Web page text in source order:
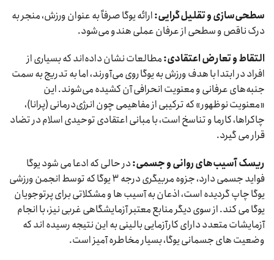
سطحی‌سازی و تقلیل‌گرایی:ارائه یوگا صرفاً به عنوان ورزش، منجر به
درک ناقص و سطحی از عرفان عملی هندو می‌شود.
التقاط و تعارض اعتقادی:مطالعات نشان داده‌اند که بسیاری از
افراد در ابتدا با هدف ورزش به یوگا روی می‌آورند، اما به تدریج به سمت
جنبه‌های عرفانی و معنویت انحرافی آن کشیده می‌شوند. این
«معنویت نوظهور» که ترکیبی از مفاهیمی چون انرژی‌درمانی (پرانا)،
چاکراها، کارما و تناسخ است، با مبانی اعتقادی توحیدی اسلام در تضاد
قرار می گیرد.
ریسک آسیب‌های روانی و جسمی:در حالی که ادعا می شود یوگا
فواید جسمی دارد، جزوه مربیگری درجه ۳ یوگا که توسط انجمن ورزشی
یوگا چاپ گردیده است، اذعان به آسیب ها و مشکلاتی برای پرتوجویان
یوگا می کند. از سوی دیگر منابع معتبر آزمایشگاهی غربی نیز، با انجام
آزمایشات متعدد دارای کارآزمایی بالینی به این نتیجه رسیده اند که
وضعیت های جسمانی یوگا، بسیار مخاطره آمیز است.